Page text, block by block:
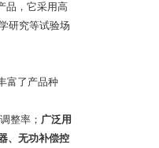
品，它采用高
研究等试验场
富了产品种
整率； 广泛用
、无功补偿控